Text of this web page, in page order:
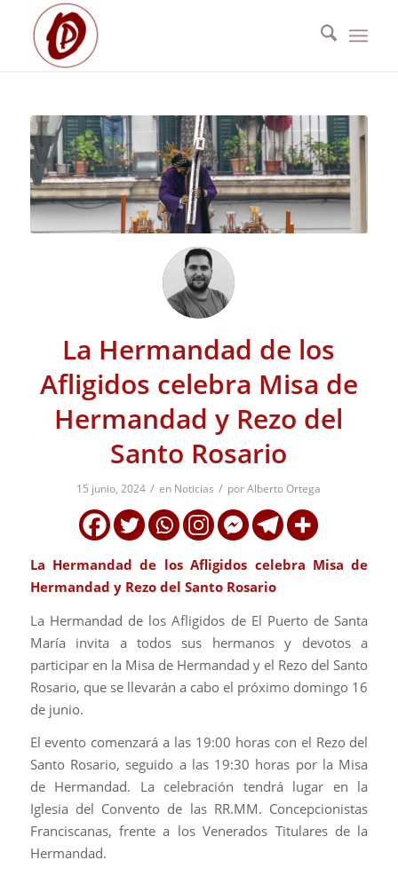
La Hermandad de los
Afligidos celebra Misa de
Hermandad y Rezo del
Santo Rosario
15 junio, 2024 / en Noticias / porAlberto Ortega
La Hermandad de los Afligidos celebra Misa de
Hermandad y Rezo del Santo Rosario
La Hermandad de los Afligidos de El Puerto de Santa
María invita a todos sus hermanos y devotos a
participar en la Misa de Hermandad y el Rezo del Santo
Rosario, que se llevarán a cabo el próximo domingo 16
de junio.
El evento comenzará a las 19:00 horas con el Rezo del
Santo Rosario, seguido a las 19:30 horas por la Misa
de Hermandad. La celebración tendrá lugar en la
Iglesia del Convento de las RR.MM. Concepcionistas
Franciscanas, frente a los Venerados Titulares de la
Hermandad.